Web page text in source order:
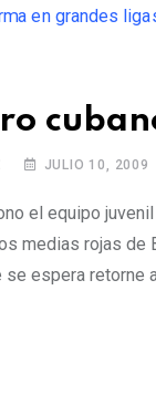
JULIO 10, 2009
el equipo
medias rojas de
espera retorne